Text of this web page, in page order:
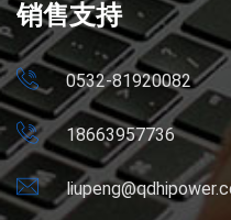
销售支持
0532-81920082
18663957736